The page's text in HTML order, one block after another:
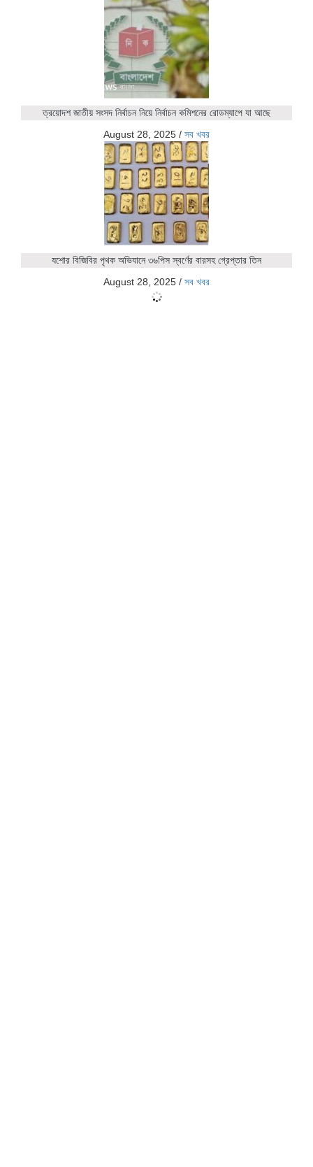
ত্রয়োদশ জাতীয় সংসদ নির্বাচন নিয়ে নির্বাচন কমিশনের রোডম্যাপে যা আছে
August 28, 2025 / সব খবর
যশোর বিজিবির পৃথক অভিযানে ৩৬পিস স্বর্ণের বারসহ গ্রেপ্তার তিন
August 28, 2025 / সব খবর